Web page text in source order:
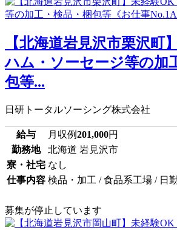
【北海道岩見沢市栗沢町
ハム・ソーセージ等の加
包等...
日研トータルソーシング株式会社
給与 月収例201,000円
勤務地
北海道 岩見沢市
寮・社宅 なし
仕事内容 検品・加工 / 食品系工場 / 日
募集が停止しています